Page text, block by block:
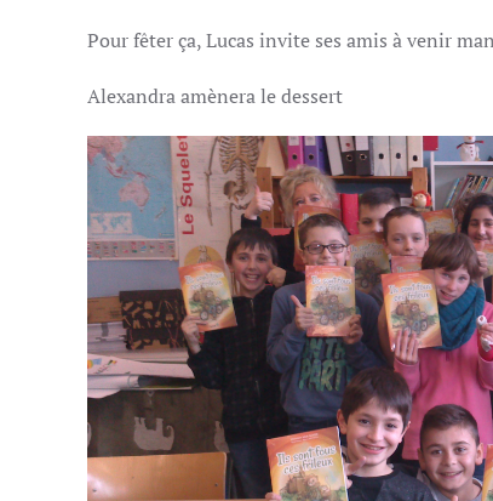
Pour fêter ça, Lucas invite ses amis à venir
Alexandra amènera le dessert